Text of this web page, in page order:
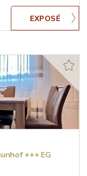
+++ EG